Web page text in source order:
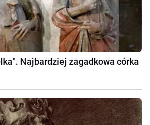
Najbardziej zagadkowa córka